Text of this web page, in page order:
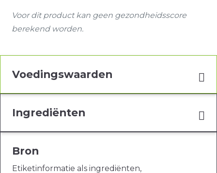
Voor dit product kan geen gezondheidsscore
berekend worden.
Voedingswaarden
Ingrediënten
Bron
Etiketinformatie als ingrediënten,